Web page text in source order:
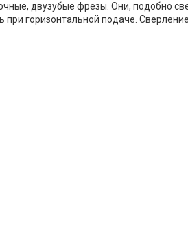
двузубые фрезы. Они, подобно
при горизонтальной подаче.